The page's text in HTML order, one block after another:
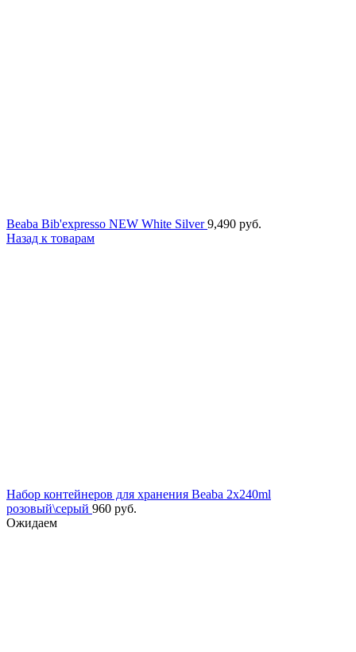
Beaba Bib'expresso NEW White Silver9,490 руб.
Назад к товарам
Набор контейнеров для хранения Beaba 2x240ml
розовый\серый 960 руб.
Ожидаем